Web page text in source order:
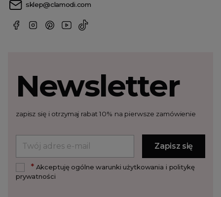
sklep@clamodi.com
Newsletter
zapisz się i otrzymaj rabat 10% na pierwsze zamówienie
*Akceptuję ogólne warunki użytkowania i politykę
prywatności